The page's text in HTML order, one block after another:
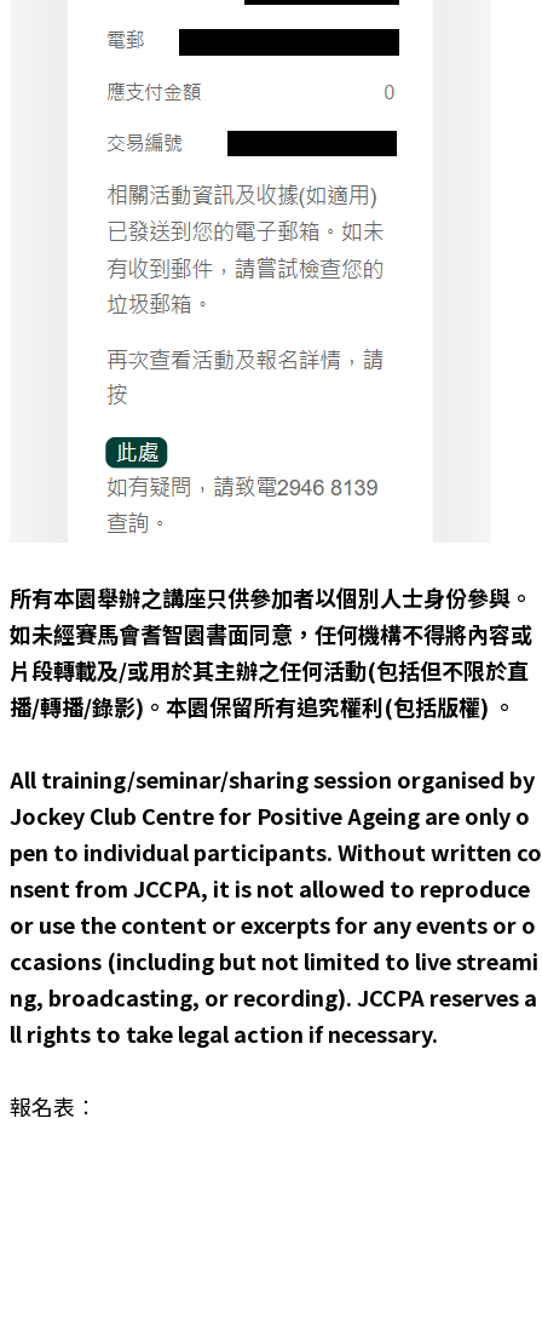
所有本園舉辦之講座只供參加者以個別人士身份參與。
如未經賽馬會耆智園書面同意，任何機構不得將內容或
片段轉載及/或用於其主辦之任何活動(包括但不限於直
播/轉播/錄影)。本園保留所有追究權利(包括版權) 。
All training/seminar/sharing session organised by
Jockey Club Centre for Positive Ageing are only o
pen to individual participants. Without written co
nsent from JCCPA, it is not allowed to reproduce
or use the content or excerpts for any events or o
ccasions (including but not limited to live streami
ng, broadcasting, or recording). JCCPA reserves a
ll rights to take legal action if necessary.
報名表︰